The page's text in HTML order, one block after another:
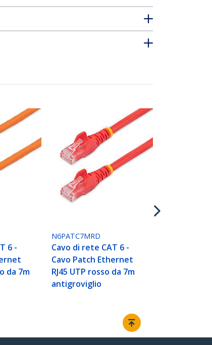
6 -
da 7m
N6PATC7MRD
Cavo di rete CAT 6 -
Cavo Patch Ethernet
RJ45 UTP rosso da 7m
antigroviglio